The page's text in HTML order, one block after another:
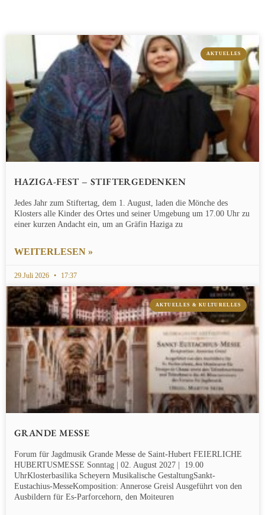
AKTUELLES
HAZIGA-FEST – STIFTERGEDENKEN
Jedes Jahr zum Stiftertag, dem 1. August, laden die Mönche des
Klosters alle Kinder des Ortes und seiner Umgebung um 17.00 Uhr zu
einer kurzen Andacht ein, um an Gräfin Haziga zu
WEITERLESEN »
29.Juli 2026 17:37
AKTUELLES & KULTURELLES
GRANDE MESSE
Forum für Jagdmusik Grande Messe de Saint-Hubert FEIERLICHE
HUBERTUSMESSE Sonntag | 02. August 2027 | 19.00
UhrKlosterbasilika Scheyern Musikalische GestaltungSankt-
Eustachius-MesseKomposition: Annerose Greisl Ausgeführt von den
Ausbildern für Es-Parforcehorn, den Moiteuren